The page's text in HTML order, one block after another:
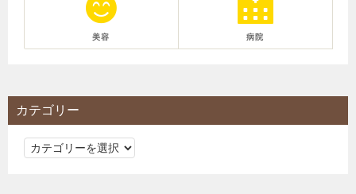
美容 病院
カテゴリー
カ